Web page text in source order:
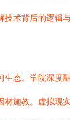
技术背后的逻辑
生态。学院深度
材施教。虚拟现